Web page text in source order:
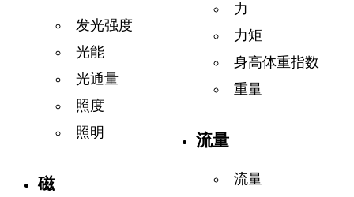
发光强度
光能
光通量
照度
照明
磁
力
力矩
身高体重指数
重量
流量
流量